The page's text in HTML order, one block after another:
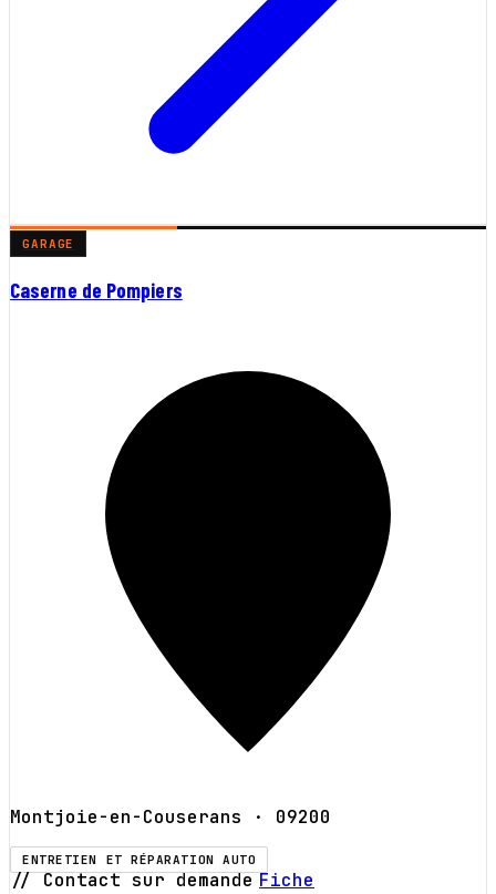
GARAGE
Caserne de Pompiers
Montjoie-en-Couserans · 09200
ENTRETIEN ET RÉPARATION AUTO
// Contact sur demande Fiche